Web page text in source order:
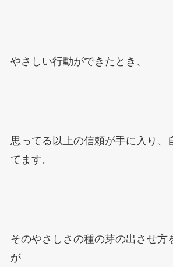
やさしい行動ができたとき、
思ってる以上の信頼が手に入り、
てます。
そのやさしさの種の芽の出させ方
が